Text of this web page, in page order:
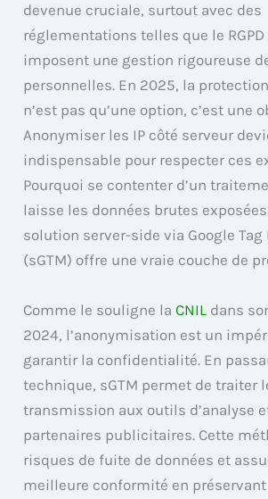
devenue cruciale, surtout avec des
réglementations telles que le RGPD
imposent une gestion rigoureuse
personnelles. En 2025, la
n’est pas qu’une option, c’est une
Anonymiser les IP côté serveur
indispensable pour respecter ces
Pourquoi se contenter d’un
laisse les données brutes
solution server-side via Google Tag
(sGTM) offre une vraie couche de
Comme le souligne laCNIL dans
2024, l’anonymisation est un
garantir la confidentialité. En
technique, sGTM permet de traiter
transmission aux outils d’analyse
partenaires publicitaires. Cette
risques de fuite de données et
meilleure conformité en